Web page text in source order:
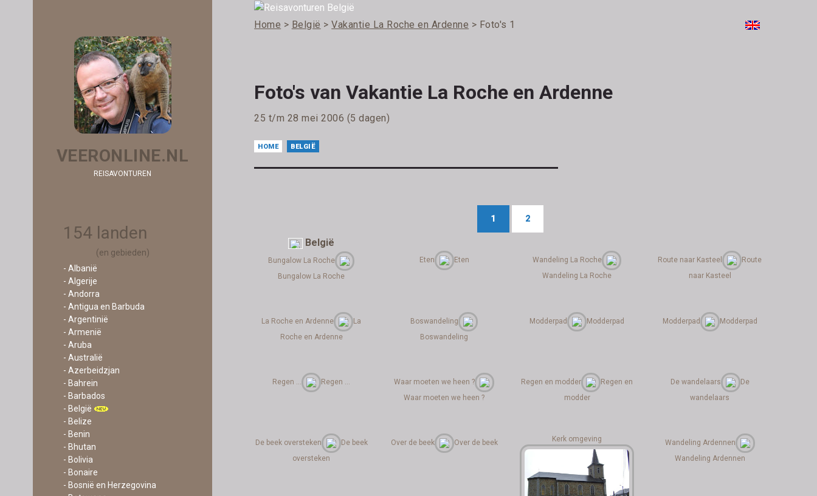
VEERONLINE.NL
REISAVONTUREN
154 landen
(en gebieden)
- Albanië
- Algerije
- Andorra
- Antigua en Barbuda
- Argentinië
- Armenië
- Aruba
- Australië
- Azerbeidzjan
- Bahrein
- Barbados
- België
- Belize
- Benin
- Bhutan
- Bolivia
- Bonaire
- Bosnië en Herzegovina
Home > België >Vakantie La Roche en Ardenne > Foto's 1
Foto's van Vakantie La Roche en Ardenne
25 t/m 28 mei 2006 (5 dagen)
HOME BELGIË
1 2
België
Bungalow La Roche
Bungalow La Roche
Eten Eten
Wandeling La Roche
Wandeling La Roche
Route naar Kasteel
Route
naar Kasteel
La Roche en Ardenne
La
Roche en Ardenne
Boswandeling
Boswandeling
Modderpad Modderpad Modderpad Modderpad
Regen ... Regen ...
Waar moeten we heen ?
Waar moeten we heen ?
Regen en modder
Regen en
modder
De wandelaars
De
wandelaars
De beek oversteken
De beek
oversteken
Over de beek Over de beek Kerk omgeving
Wandeling Ardennen
Wandeling Ardennen